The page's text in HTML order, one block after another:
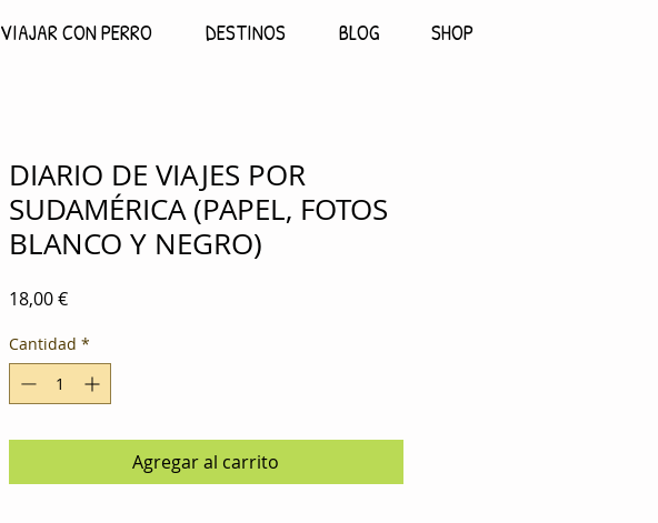
VIAJAR CON PERRO DESTINOS BLOG SHOP
DIARIO DE VIAJES POR
SUDAMÉRICA (PAPEL, FOTOS
BLANCO Y NEGRO)
18,00 €Precio
Cantidad *
Agregar al carrito